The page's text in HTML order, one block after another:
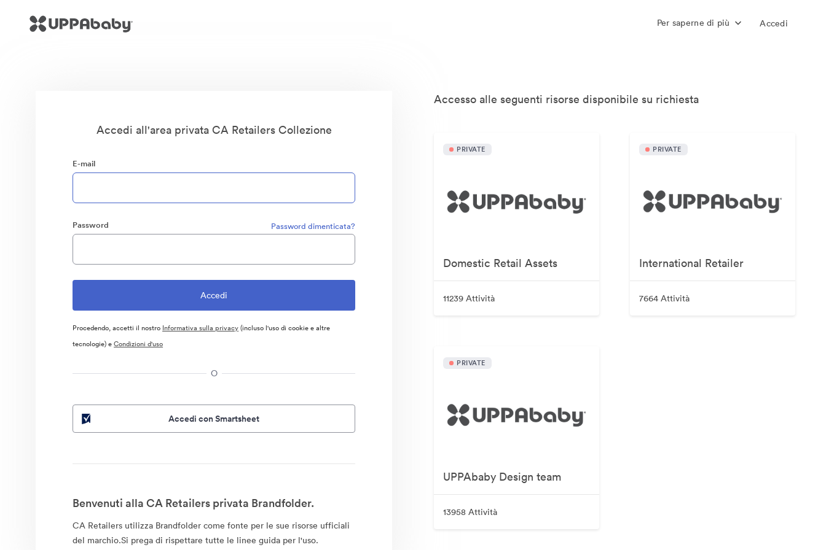
Per saperne di più Accedi
Accedi all'area privata CA Retailers Collezione
E-mail
Password Password dimenticata?
Procedendo, accetti il nostro Informativa sulla privacy(incluso l'uso di cookie e altre
tecnologie) eCondizioni d'uso
O
Accedi con Smartsheet
Benvenuti alla CA Retailers privata Brandfolder.
CA Retailers utilizza Brandfolder come fonte per le sue risorse ufficiali
del marchio.Si prega di rispettare tutte le linee guida per l'uso.
Accesso alle seguenti risorse disponibile su richiesta
PRIVATE
Domestic Retail Assets
11239 Attività
PRIVATE
International Retailer
7664 Attività
PRIVATE
UPPAbaby Design team
13958 Attività